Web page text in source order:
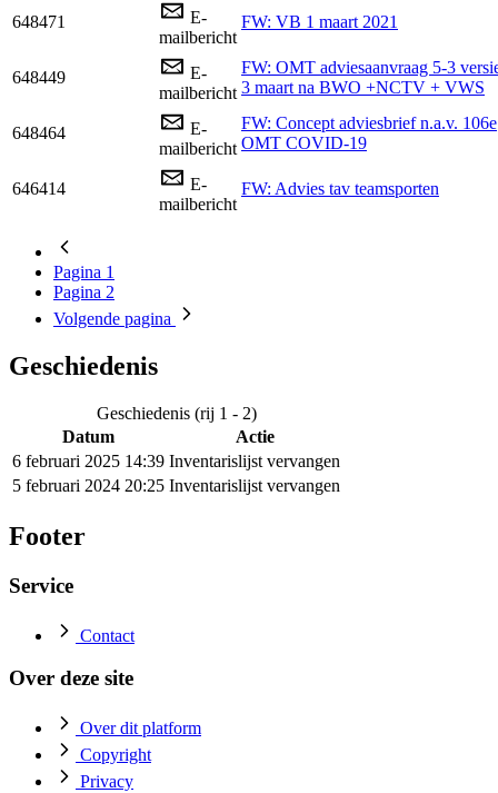
648471
E-
mailbericht
FW: VB 1 maart 2021
648449
E-
mailbericht
FW: OMT adviesaanvraag 5-3
3 maart na BWO +NCTV + VWS
648464
E-
mailbericht
FW: Concept adviesbrief n.a.v. 106e
OMT COVID-19
646414
E-
mailbericht
FW: Advies tav teamsporten
Pagina 1
Pagina 2
Volgende pagina
Geschiedenis
Geschiedenis (rij 1 - 2)
Datum
Actie
6 februari 2025 14:39 Inventarislijst vervangen
5 februari 2024 20:25 Inventarislijst vervangen
Footer
Service
Contact
Over deze site
Over dit platform
Copyright
Privacy